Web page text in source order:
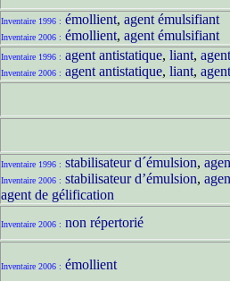
Inventaire 1996 : émollient, agent émulsifiant
Inventaire 2006 : émollient, agent émulsifiant
Inventaire 1996 : agent antistatique, liant,
Inventaire 2006 : agent antistatique, liant,
Inventaire 1996 : stabilisateur d´émulsion,
Inventaire 2006 : stabilisateur d’émulsion,
agent de gélification
Inventaire 2006 : non répertorié
Inventaire 2006 : émollient